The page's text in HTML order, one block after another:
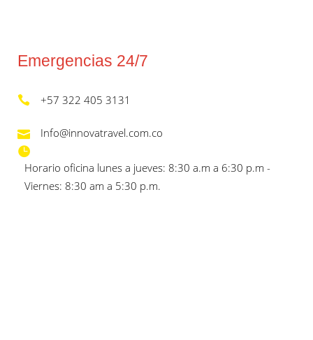
Emergencias 24/7
+57 322 405 3131
Info@innovatravel.com.co
Horario oficina lunes a jueves: 8:30 a.m a 6:30 p.m -
Viernes: 8:30 am a 5:30 p.m.